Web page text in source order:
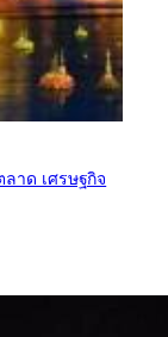
าด เศรษฐกิจ